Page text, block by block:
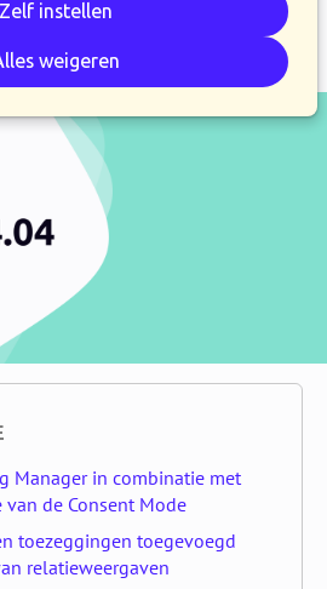
Zelf instellen
weigeren
Manager in combinatie met
de Consent Mode
toezeggingen toegevoegd
relatieweergaven